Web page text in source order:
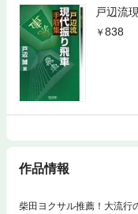
戸辺流
838
作品情報
柴田ヨクサル推薦！大流行